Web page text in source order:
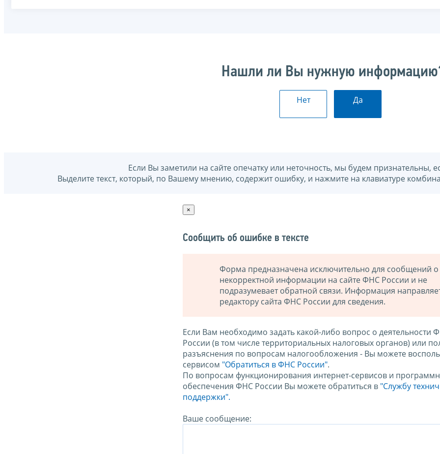
Нашли ли Вы нужную
Нет Да
Если Вы заметили на сайте опечатку или неточность, мы будем признательны,
Выделите текст, который, по Вашему мнению, содержит ошибку, и нажмите на клавиатуре
×
Сообщить об ошибке в тексте
Форма предназначена исключительно для сообщений о
некорректной информации на сайте ФНС России и не
подразумевает обратной связи. Информация
редактору сайта ФНС России для сведения.
Если Вам необходимо задать какой-либо вопрос о деятельности
России (в том числе территориальных налоговых органов) или
разъяснения по вопросам налогообложения - Вы можете
сервисом "Обратиться в ФНС России".
По вопросам функционирования интернет-сервисов и
обеспечения ФНС России Вы можете обратиться в "Службу
поддержки".
Ваше сообщение: